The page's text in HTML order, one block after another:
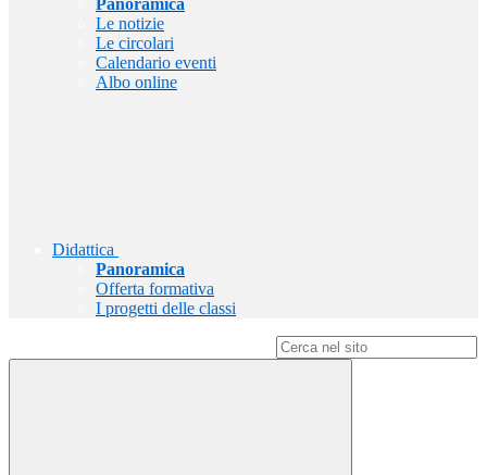
Panoramica
Le notizie
Le circolari
Calendario eventi
Albo online
Didattica
Panoramica
Offerta formativa
I progetti delle classi